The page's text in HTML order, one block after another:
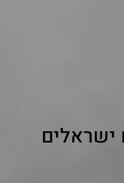
ישראלים